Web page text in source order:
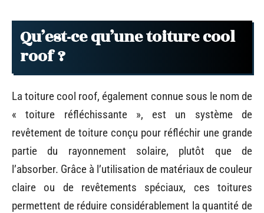
Qu’est-ce qu’une toiture cool
roof ?
La toiture cool roof, également connue sous le nom de
« toiture réfléchissante », est un système de
revêtement de toiture conçu pour réfléchir une grande
partie du rayonnement solaire, plutôt que de
l’absorber. Grâce à l’utilisation de matériaux de couleur
claire ou de revêtements spéciaux, ces toitures
permettent de réduire considérablement la quantité de